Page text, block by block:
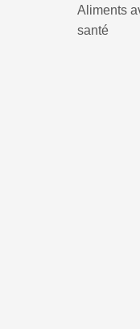
Aliments
santé